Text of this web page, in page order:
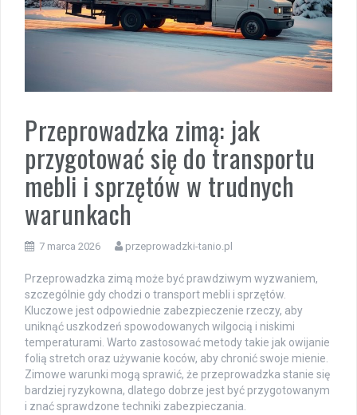
Przeprowadzka zimą: jak
przygotować się do transportu
mebli i sprzętów w trudnych
warunkach
7 marca 2026 przeprowadzki-tanio.pl
Przeprowadzka zimą może być prawdziwym wyzwaniem,
szczególnie gdy chodzi o transport mebli i sprzętów.
Kluczowe jest odpowiednie zabezpieczenie rzeczy, aby
uniknąć uszkodzeń spowodowanych wilgocią i niskimi
temperaturami. Warto zastosować metody takie jak owijanie
folią stretch oraz używanie koców, aby chronić swoje mienie.
Zimowe warunki mogą sprawić, że przeprowadzka stanie się
bardziej ryzykowna, dlatego dobrze jest być przygotowanym
i znać sprawdzone techniki zabezpieczania.